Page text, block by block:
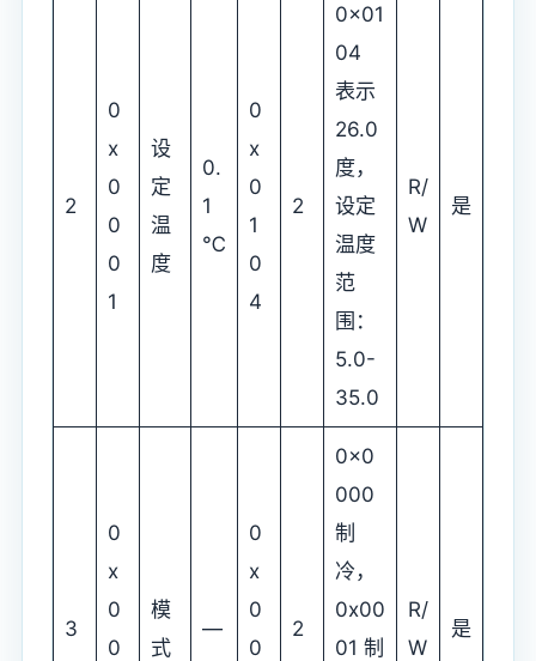
2
0
x
0
0
0
1
设
定
温
度
0.
1
℃
0
x
0
1
0
4
2
0x01
04
表示
26.0
度，
设定
温度
范
围：
5.0-
35.0
R/
W
是
3
0
x
0
0
模
式
—
0
x
0
0
2
0x0
000
制
冷，
0x00
01 制
R/
W
是